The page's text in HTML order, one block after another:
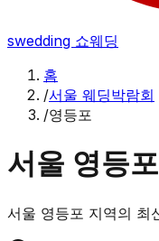
swedding 쇼웨딩
홈
/서울 웨딩박람회
/영등포
서울 영등포
서울 영등포 지역의 최